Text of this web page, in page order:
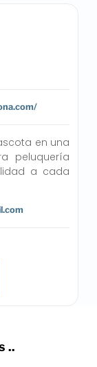
en una
peluquería
a cada
..